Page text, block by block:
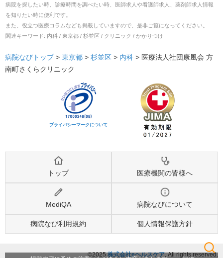
病院を探したい時、診療時間を調べたい時、医師求人や看護師求人、薬剤師求人情報
を知りたい時に便利です。
また、役立つ医療コラムなども掲載していますので、是非ご覧になってください。
関連キーワード: 内科 / 東京都 / 杉並区 / クリニック / かかりつけ
病院なびトップ > 東京都 > 杉並区 > 内科 > 医療法人社団康風会 方
南町さくらクリニック
プライバシーマークについて
トップ 医療機関の皆様へ
MediQA 病院なびについて
病院なび利用規約 個人情報保護方針
©2025 株式会社eヘルスケア, All rights reserved.